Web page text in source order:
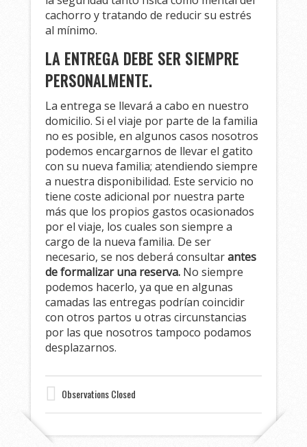
cachorro y tratando de reducir su estrés
al mínimo.
LA ENTREGA DEBE SER SIEMPRE
PERSONALMENTE.
La entrega se llevará a cabo en nuestro
domicilio. Si el viaje por parte de la familia
no es posible, en algunos casos nosotros
podemos encargarnos de llevar el gatito
con su nueva familia; atendiendo siempre
a nuestra disponibilidad. Este servicio no
tiene coste adicional por nuestra parte
más que los propios gastos ocasionados
por el viaje, los cuales son siempre a
cargo de la nueva familia. De ser
necesario, se nos deberá consultarantes
de formalizar una reserva. No siempre
podemos hacerlo, ya que en algunas
camadas las entregas podrían coincidir
con otros partos u otras circunstancias
por las que nosotros tampoco podamos
desplazarnos.
Observations Closed